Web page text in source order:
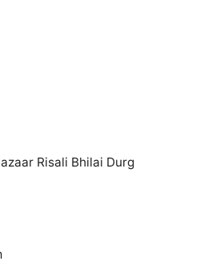
Risali Bhilai Durg